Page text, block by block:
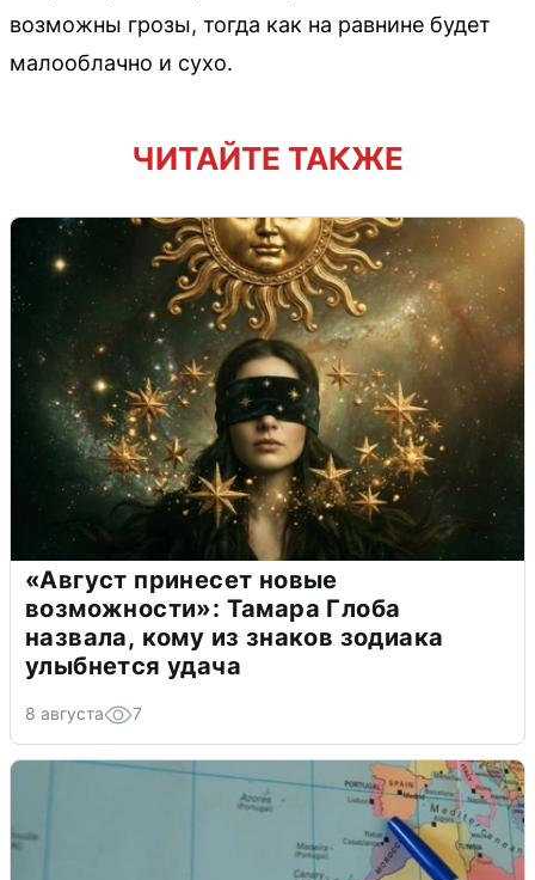
возможны грозы, тогда как на равнине будет
малооблачно и сухо.
ЧИТАЙТЕ ТАКЖЕ
«Август принесет новые
возможности»: Тамара Глоба
назвала, кому из знаков зодиака
улыбнется удача
8 августа 7